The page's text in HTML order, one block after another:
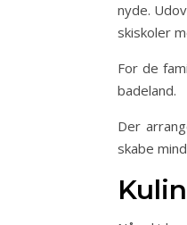
nyde.
skiskoler
For de
badeland.
Der
skabe